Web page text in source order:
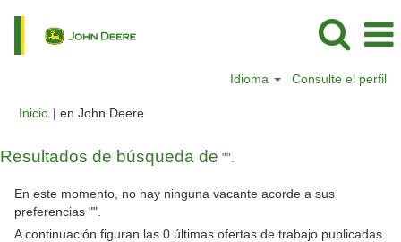
Idioma Consulte el perfil
Inicio | en John Deere(página
Resultados de búsqueda de "".
En este momento, no hay ninguna vacante acorde a sus
preferencias "".
A continuación figuran las 0 últimas ofertas de trabajo publicadas